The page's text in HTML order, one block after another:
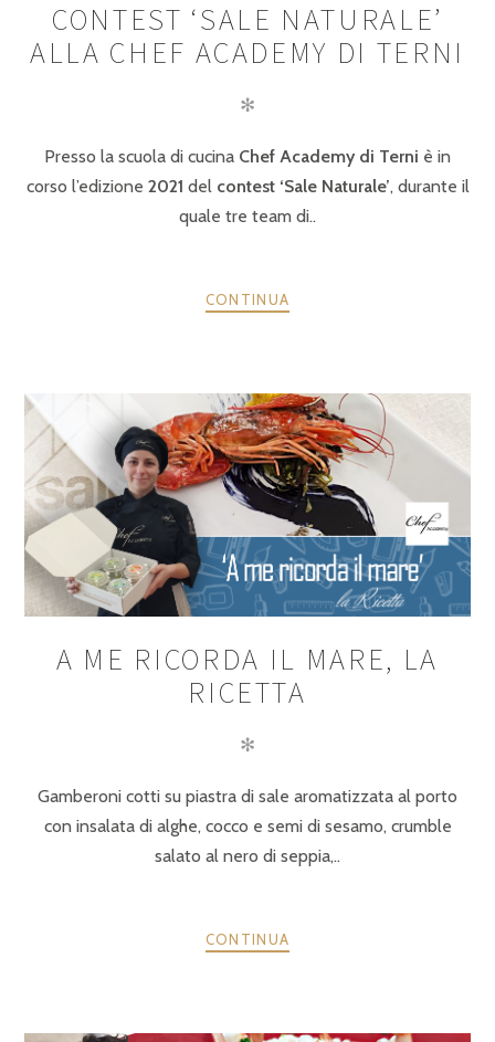
CONTEST ‘SALE NATURALE’
ALLA CHEF ACADEMY DI TERNI
✻
Presso la scuola di cucina Chef Academy di Terni è in
corso l’edizione 2021 del contest ‘Sale Naturale’, durante il
quale tre team di..
CONTINUA
A ME RICORDA IL MARE, LA
RICETTA
✻
Gamberoni cotti su piastra di sale aromatizzata al porto
con insalata di alghe, cocco e semi di sesamo, crumble
salato al nero di seppia,..
CONTINUA